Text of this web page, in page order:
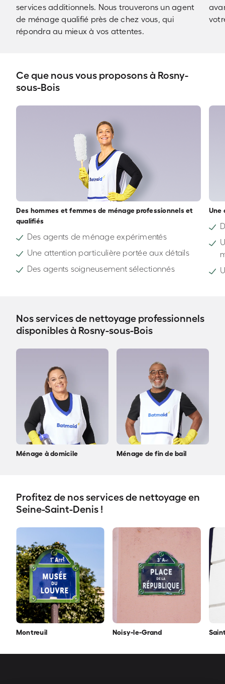
services additionnels. Nous trouverons un agent
de ménage qualifié près de chez vous, qui
répondra au mieux à vos attentes.
Ce que nous vous proposons à Rosny-
sous-Bois
Des hommes et femmes de ménage professionnels et
qualifiés
Des agents de ménage expérimentés
Une attention particulière portée aux détails
Des agents soigneusement sélectionnés
Une
Nos services de nettoyage professionnels
disponibles à Rosny-sous-Bois
Ménage à domicile Ménage de fin de bail
Profitez de nos services de nettoyage en
Seine-Saint-Denis !
Montreuil Noisy-le-Grand